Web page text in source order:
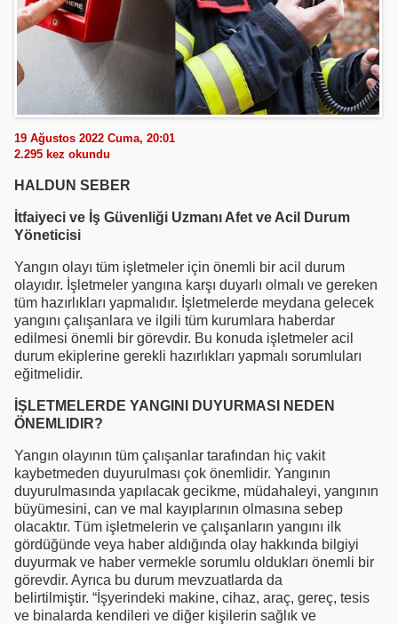
19 Ağustos 2022 Cuma, 20:01
2.295 kez okundu
HALDUN SEBER
İtfaiyeci ve İş Güvenliği Uzmanı Afet ve Acil Durum
Yöneticisi
Yangın olayı tüm işletmeler için önemli bir acil durum
olayıdır. İşletmeler yangına karşı duyarlı olmalı ve gereken
tüm hazırlıkları yapmalıdır. İşletmelerde meydana gelecek
yangını çalışanlara ve ilgili tüm kurumlara haberdar
edilmesi önemli bir görevdir. Bu konuda işletmeler acil
durum ekiplerine gerekli hazırlıkları yapmalı sorumluları
eğitmelidir.
İŞLETMELERDE YANGINI DUYURMASI NEDEN
ÖNEMLIDIR?
Yangın olayının tüm çalışanlar tarafından hiç vakit
kaybetmeden duyurulması çok önemlidir. Yangının
duyurulmasında yapılacak gecikme, müdahaleyi, yangının
büyümesini, can ve mal kayıplarının olmasına sebep
olacaktır. Tüm işletmelerin ve çalışanların yangını ilk
gördüğünde veya haber aldığında olay hakkında bilgiyi
duyurmak ve haber vermekle sorumlu oldukları önemli bir
görevdir. Ayrıca bu durum mevzuatlarda da
belirtilmiştir. “İşyerindeki makine, cihaz, araç, gereç, tesis
ve binalarda kendileri ve diğer kişilerin sağlık ve